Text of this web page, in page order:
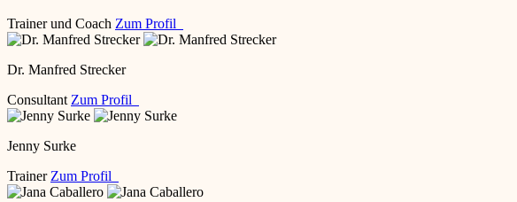
Trainer und Coach Zum Profil
Dr. Manfred Strecker
Consultant Zum Profil
Jenny Surke
Trainer Zum Profil